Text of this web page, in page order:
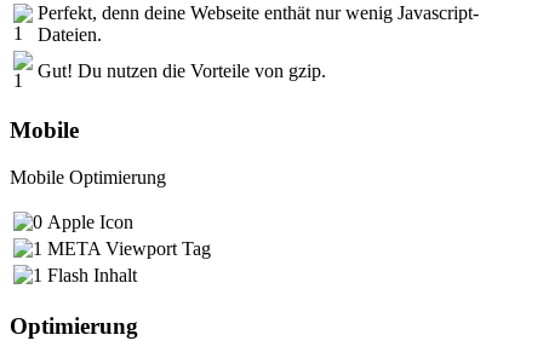
Perfekt, denn deine Webseite enthät nur wenig Javascript-
Dateien.
Gut! Du nutzen die Vorteile von gzip.
Mobile
Mobile Optimierung
Apple Icon
META Viewport Tag
Flash Inhalt
Optimierung